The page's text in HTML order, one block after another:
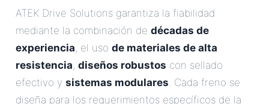
ATEK Drive Solutions garantiza la fiabilidad
mediante la combinación de décadas de
experiencia, el uso de materiales de alta
resistencia, diseños robustos con sellado
efectivo y sistemas modulares. Cada freno se
diseña para los requerimientos específicos de la